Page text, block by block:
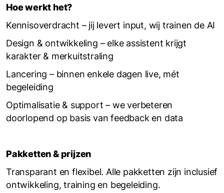
Hoe werkt het?
Kennisoverdracht – jij levert input, wij trainen de AI
Design & ontwikkeling – elke assistent krijgt
karakter & merkuitstraling
Lancering – binnen enkele dagen live, mét
begeleiding
Optimalisatie & support – we verbeteren
doorlopend op basis van feedback en data
Pakketten & prijzen
Transparant en flexibel. Alle pakketten zijn inclusief
ontwikkeling, training en begeleiding.